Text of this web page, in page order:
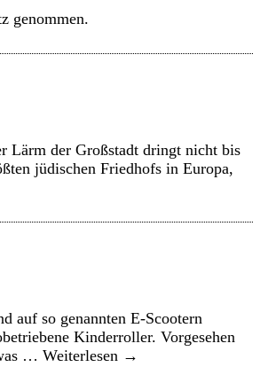
genommen.
Lärm der Großstadt dringt nicht bis
jüdischen Friedhofs in Europa,
auf so genannten E-Scootern
Kinderroller. Vorgesehen
… Weiterlesen →